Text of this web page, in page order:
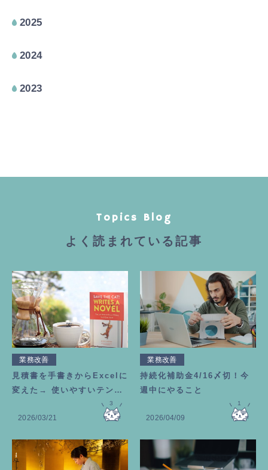
2025
2024
2023
Topics Blog
よく読まれている記事
業務改善
見積書を手書きからExcelに
変えた→ 使いやすいテンプ
2026/03/21
3
業務改善
持続化補助金4/16〆切！今
週中にやること
2026/04/09
1